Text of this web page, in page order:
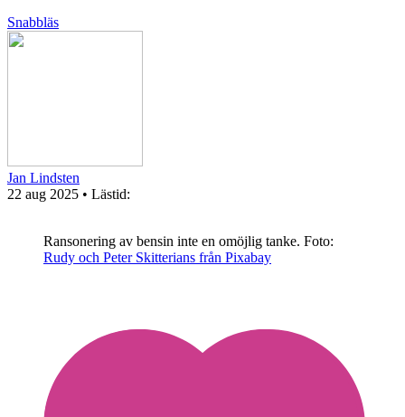
Snabbläs
Jan Lindsten
22 aug 2025 • Lästid:
Ransonering av bensin inte en omöjlig tanke. Foto:
Rudy och Peter Skitterians från Pixabay